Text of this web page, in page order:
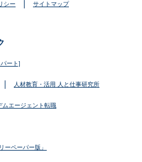
シー サイトマップ
ート]
人材教育・活用 人と仕事研究所
ムエージェント転職
ーペーパー版」